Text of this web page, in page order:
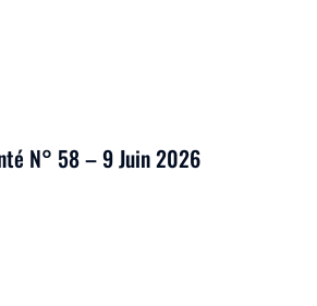
N° 58 – 9 Juin 2026